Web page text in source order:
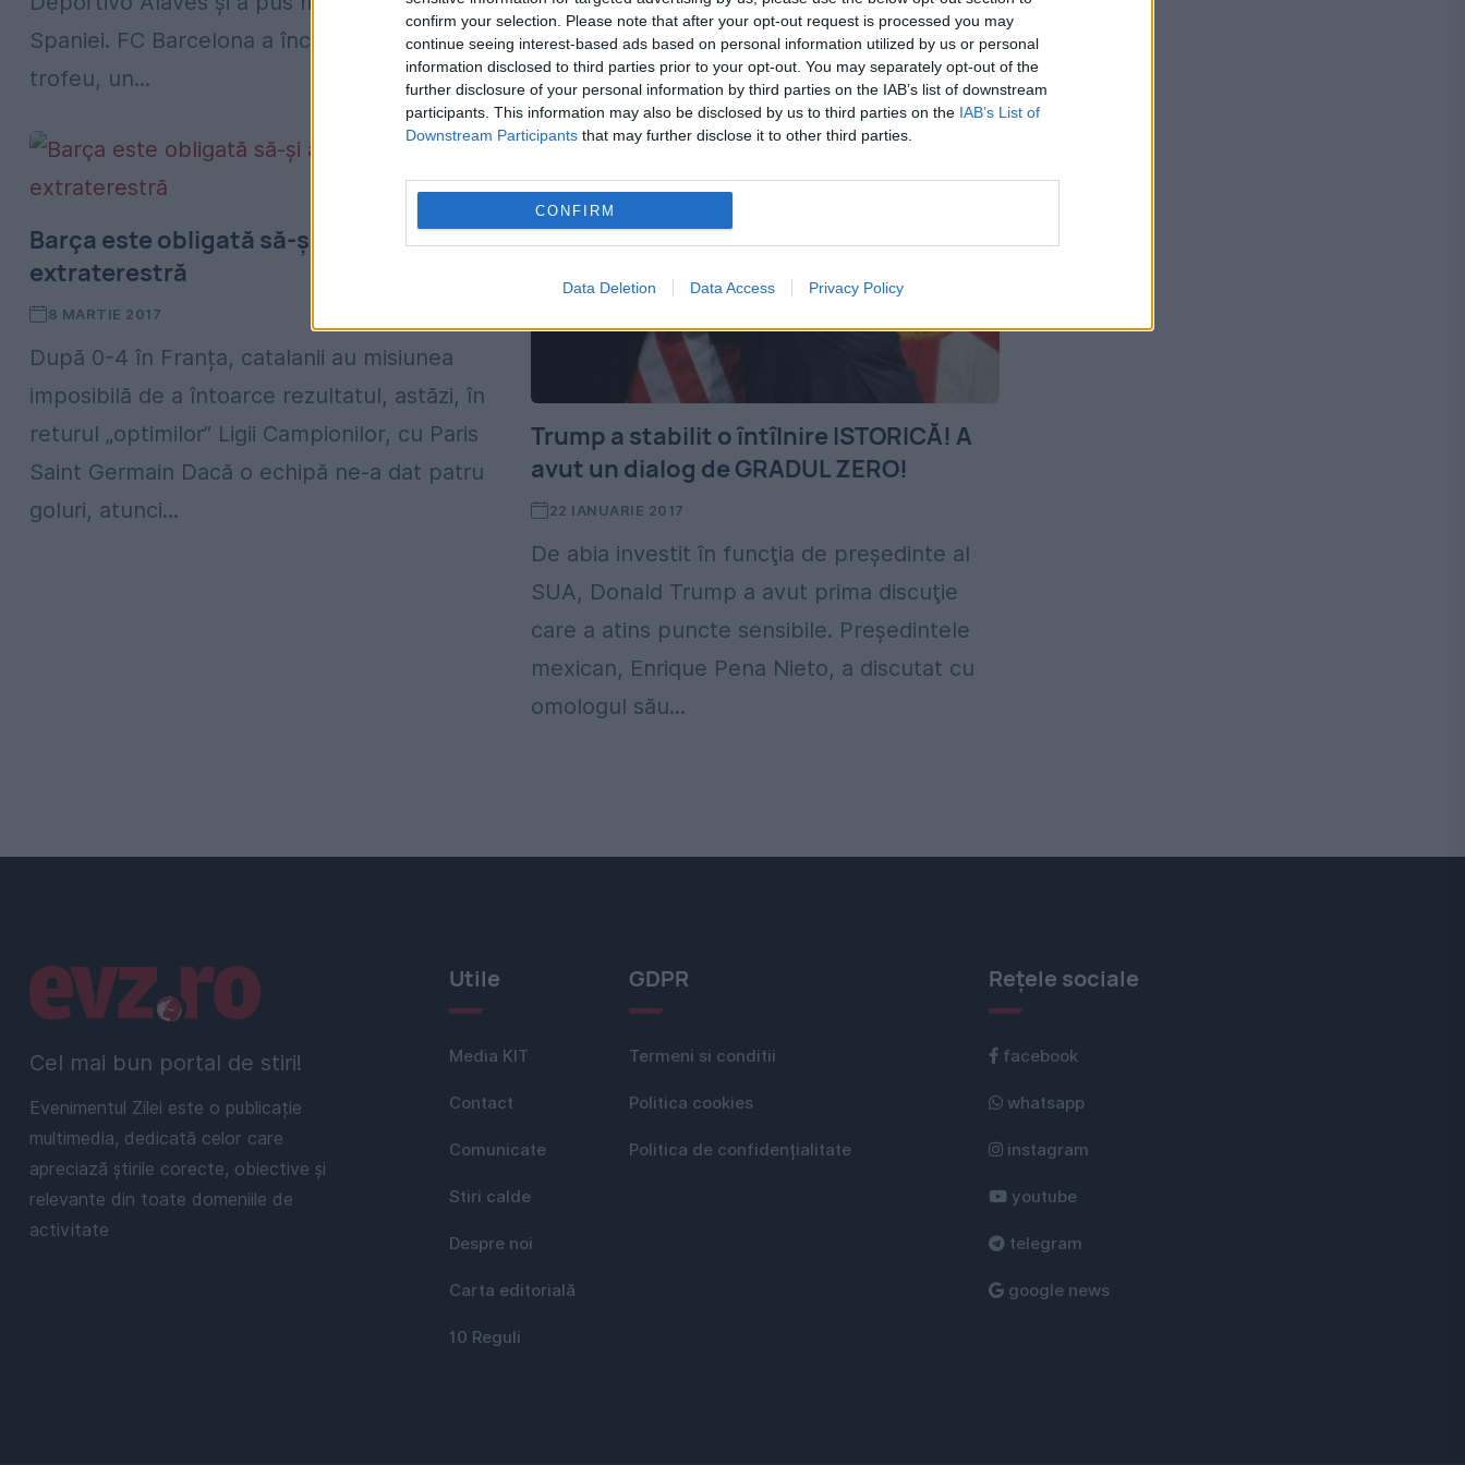
confirm your selection. Please note that after your opt-out request is processed you may
continue seeing interest-based ads based on personal information utilized by us or personal
information disclosed to third parties prior to your opt-out. You may separately opt-out of the
further disclosure of your personal information by third parties on the IAB’s list of downstream
participants. This information may also be disclosed by us to third parties on the IAB’s List of
Downstream Participants that may further disclose it to other third parties.
CONFIRM
Data Deletion Data Access Privacy Policy
Spaniei. FC Barcelona a încheiat cu un
trofeu, un...
Robert Fernandez, responsabilul tehnic al
echipei,...
Barça este obligată să-și arate fața
extraterestră
8 MARTIE 2017
După 0-4 în Franța, catalanii au misiunea
imposibilă de a întoarce rezultatul, astăzi, în
returul „optimilor” Ligii Campionilor, cu Paris
Saint Germain Dacă o echipă ne-a dat patru
goluri, atunci...
Trump a stabilit o întîlnire ISTORICĂ! A
avut un dialog de GRADUL ZERO!
22 IANUARIE 2017
De abia investit în funcţia de preşedinte al
SUA, Donald Trump a avut prima discuţie
care a atins puncte sensibile. Preşedintele
mexican, Enrique Pena Nieto, a discutat cu
omologul său...
Cel mai bun portal de stiri!
Evenimentul Zilei este o publicație
multimedia, dedicată celor care
apreciază știrile corecte, obiective și
relevante din toate domeniile de
activitate
Linkuri utile Utile
Media KIT
Contact
Comunicate
Stiri calde
Despre noi
Carta editorială
10 Reguli
GDPR
Termeni si conditii
Politica cookies
Politica de confidențialitate
Rețele sociale
facebook
whatsapp
instagram
youtube
telegram
google news